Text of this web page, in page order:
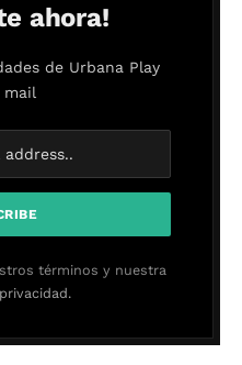
ahora!
de Urbana Play
mail
términos y nuestra